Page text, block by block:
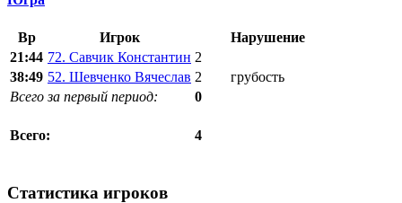
Вр Игрок
Нарушение
21:44 72. Савчик Константин 2
38:49 52. Шевченко Вячеслав 2
грубость
Всего за первый период:
0
Всего: 4
Статистика игроков